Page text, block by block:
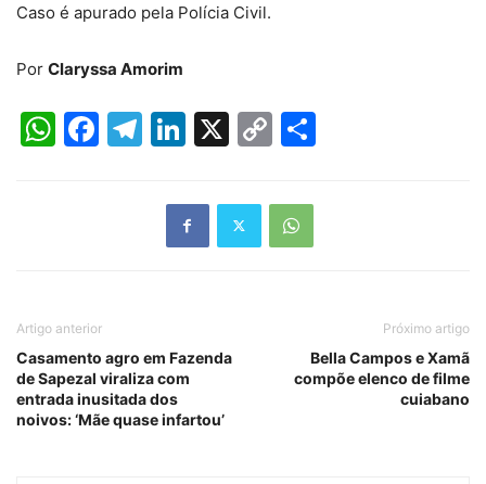
Caso é apurado pela Polícia Civil.
Por Claryssa Amorim
WhatsApp
Facebook
Telegram
LinkedIn
X
Copy
Artigo anterior
Casamento agro em Fazenda
de Sapezal viraliza com
entrada inusitada dos
noivos: ‘Mãe quase infartou’
Próximo artigo
Bella Campos e Xamã
compõe elenco de filme
cuiabano